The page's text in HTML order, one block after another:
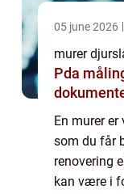
05 june 2026
murer
Pda
En murer
som du får
renovering
kan være i